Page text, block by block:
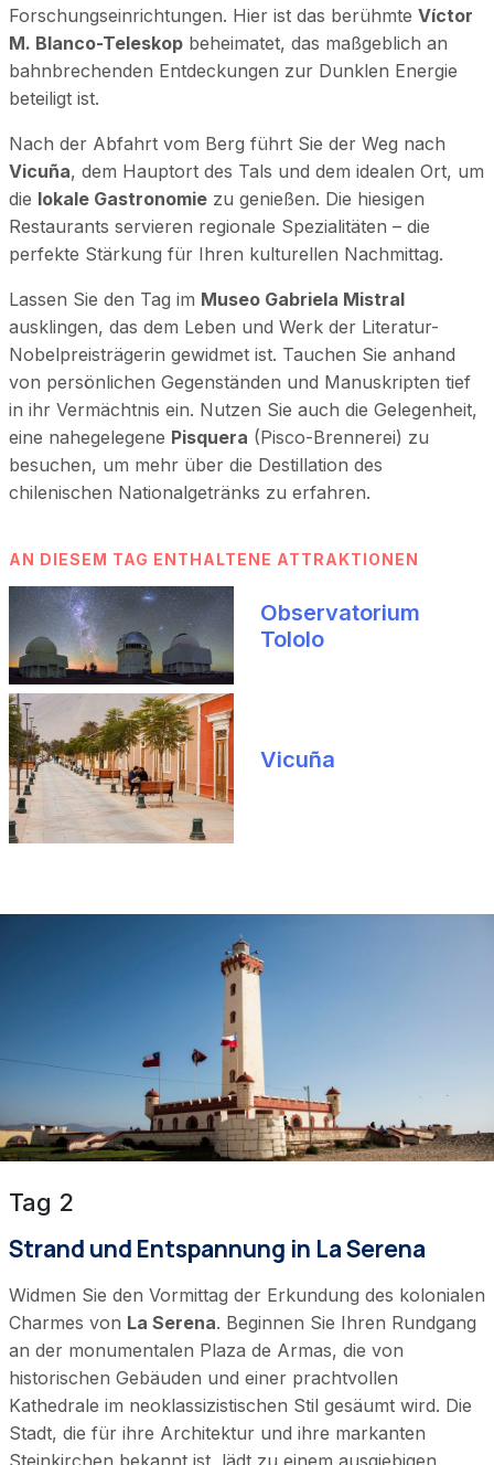
Forschungseinrichtungen. Hier ist das berühmte Víctor
M. Blanco-Teleskop beheimatet, das maßgeblich an
bahnbrechenden Entdeckungen zur Dunklen Energie
beteiligt ist.
Nach der Abfahrt vom Berg führt Sie der Weg nach
Vicuña, dem Hauptort des Tals und dem idealen Ort, um
die lokale Gastronomie zu genießen. Die hiesigen
Restaurants servieren regionale Spezialitäten – die
perfekte Stärkung für Ihren kulturellen Nachmittag.
Lassen Sie den Tag im Museo Gabriela Mistral
ausklingen, das dem Leben und Werk der Literatur-
Nobelpreisträgerin gewidmet ist. Tauchen Sie anhand
von persönlichen Gegenständen und Manuskripten tief
in ihr Vermächtnis ein. Nutzen Sie auch die Gelegenheit,
eine nahegelegene Pisquera (Pisco-Brennerei) zu
besuchen, um mehr über die Destillation des
chilenischen Nationalgetränks zu erfahren.
AN DIESEM TAG ENTHALTENE ATTRAKTIONEN
Observatorium
Tololo
Vicuña
Tag 2
Strand und Entspannung in La Serena
Widmen Sie den Vormittag der Erkundung des kolonialen
Charmes von La Serena. Beginnen Sie Ihren Rundgang
an der monumentalen Plaza de Armas, die von
historischen Gebäuden und einer prachtvollen
Kathedrale im neoklassizistischen Stil gesäumt wird. Die
Stadt, die für ihre Architektur und ihre markanten